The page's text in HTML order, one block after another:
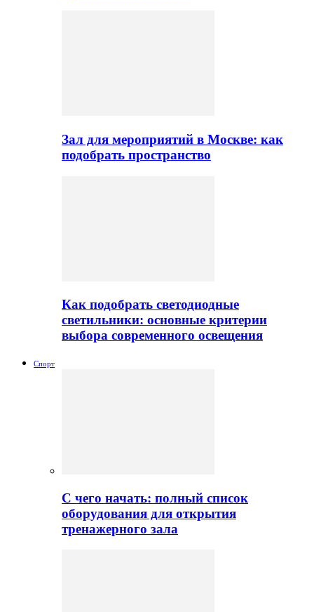
Зал для мероприятий в Москве: как
подобрать пространство
Как подобрать светодиодные
светильники: основные критерии
выбора современного освещения
Спорт
С чего начать: полный список
оборудования для открытия
тренажерного зала